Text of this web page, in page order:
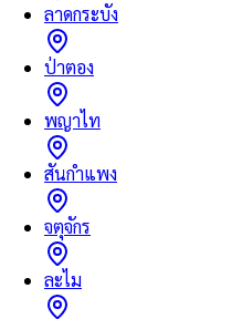
ลาดกระบัง
ป่าตอง
พญาไท
สันกำแพง
จตุจักร
ละไม